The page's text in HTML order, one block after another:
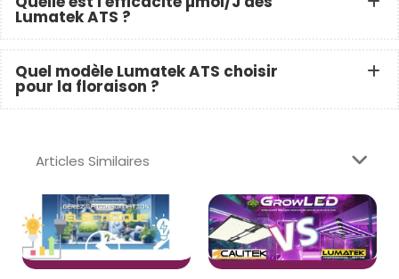
Lumatek ATS ?
Quel modèle Lumatek ATS choisir
pour la floraison ?
Articles Similaires